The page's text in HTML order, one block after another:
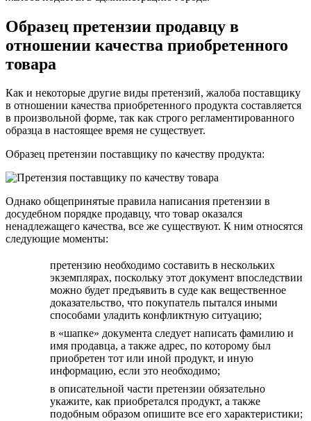
Образец претензии продавцу в
отношении качества приобретенного
товара
Как и некоторые другие виды претензий, жалоба поставщику
в отношении качества приобретенного продукта составляется
в произвольной форме, так как строго регламентированного
образца в настоящее время не существует.
Образец претензии поставщику по качеству продукта:
Однако общепринятые правила написания претензии в
досудебном порядке продавцу, что товар оказался
ненадлежащего качества, все же существуют. К ним относятся
следующие моменты:
претензию необходимо составить в нескольких
экземплярах, поскольку этот документ впоследствии
можно будет предъявить в суде как вещественное
доказательство, что покупатель пытался иными
способами уладить конфликтную ситуацию;
в «шапке» документа следует написать фамилию и
имя продавца, а также адрес, по которому был
приобретен тот или иной продукт, и иную
информацию, если это необходимо;
в описательной части претензии обязательно
укажите, как приобретался продукт, а также
подобным образом опишите все его характеристики;